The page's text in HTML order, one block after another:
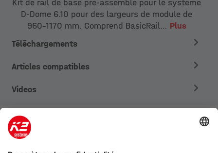
Kit de rail de base pré-assemblé pour le système
D-Dome 6.10 pour des largeurs de module de
960-1170 mm. Comprend BasicRail… Plus
Téléchargements
Articles compatibles
Videos